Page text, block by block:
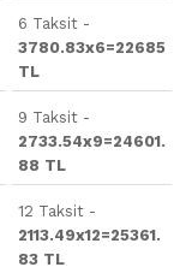
6 Taksit -
3780.83x6=22685
TL
9 Taksit -
2733.54x9=24601.
88 TL
12 Taksit -
2113.49x12=25361.
83 TL